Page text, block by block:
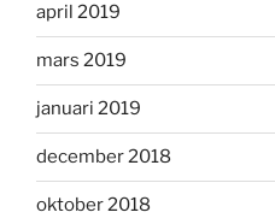
april 2019
mars 2019
januari 2019
december 2018
oktober 2018